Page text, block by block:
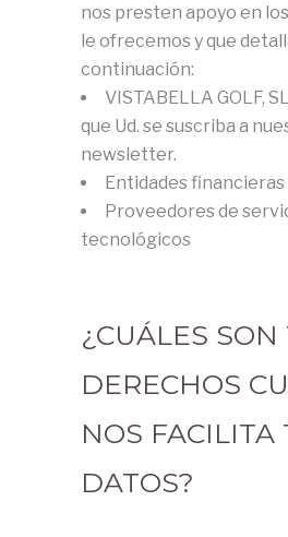
nos presten apoyo en
le ofrecemos y que
continuación:
VISTABELLA GOLF,
que Ud. se suscriba a
newsletter.
Entidades financieras
Proveedores de
tecnológicos
¿CUÁLES SON
DERECHOS
NOS FACILITA
DATOS?